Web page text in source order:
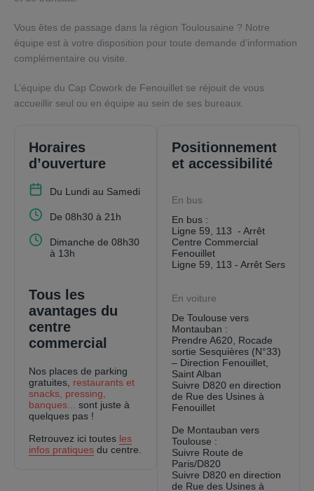
Vous êtes de passage dans la région Toulousaine ? Notre
équipe est à votre disposition pour toute demande d’information
complémentaire ou visite.
L’équipe du Cap Cowork de Fenouillet se réjouit de vous
accueillir seul ou en équipe au sein de ses bureaux.
Horaires
d’ouverture
Du Lundi au Samedi
De 08h30 à 21h
Dimanche de 08h30
à 13h
Tous les
avantages du
centre
commercial
Nos places de parking
gratuites, restaurants et
snacks, pressing,
banques... sont juste à
quelques pas !
Retrouvez ici toutes les
infos pratiques du centre.
Positionnement
et accessibilité
En bus
En bus :
Ligne 59, 113 - Arrêt
Centre Commercial
Fenouillet
Ligne 59, 113 - Arrêt Sers
En voiture
De Toulouse vers
Montauban :
Prendre A620, Rocade
sortie Sesquières (N°33)
– Direction Fenouillet,
Saint Alban
Suivre D820 en direction
de Rue des Usines à
Fenouillet
De Montauban vers
Toulouse :
Suivre Route de
Paris/D820
Suivre D820 en direction
de Rue des Usines à